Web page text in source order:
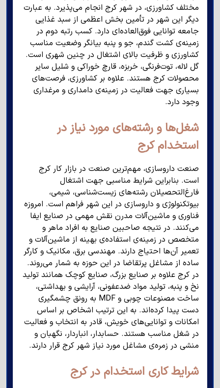
مختلف کشاورزی، در شهر کرج انجام می‌پذیرد. به عبارت
دیگر این شهر در تأمین بخش اعظمی از سبد غذایی
جامعه توانایی فوق‌العاده‌ای دارد. کسب رتبه دوم در
زمینه‌ی کشت گندم، جو و پنبه بیانگر وضعیت مناسب
کشاورزی و ظرفیت بالای اشتغال در چنین شهری است.
گل لاله، توت‌فرنگی، خربزه، قارچ خوراکی و شلیل سایر
محصولات کرج هستند. علاوه بر کشاورزی، فرصت‌های
بسیاری جهت فعالیت در زمینه‌ی دامداری و مرغداری
وجود دارد.
شغل‌ها و رشته‌های مورد نیاز در
استخدام کرج
صنعت داروسازی، مهم‌ترین صنعت در بازار کار کرج
است. بنابراین شرایط مناسبی جهت اشتغال
فارغ‌التحصیلان رشته‌های زیست‌شناسی، شیمی،
بیوتکنولوژی و داروسازی در این شهر فراهم است. امروزه
فناوری و ماشین‌آلات مدرن نقش مهمی در صنایع ایفا
می‌کنند. در نتیجه صاحبین صنایع به افراد ماهر و
متخصص در زمینه‌ی استفاده‌ی بهینه از ماشین‌آلات و
تعمیر آن‌ها احتیاج دارند. مهندسی برق، مکانیک و کارگر
ساده از مشاغل پرتقاضا در این حوزه به شمار می‌روند.
در کرج علاوه بر صنایع بزرگ، صنایع کوچک همانند تولید
نخ و پنبه، تولید مواد ضدعفونی، آرایشی و بهداشتی،
ساخت مصنوعات چوبی و MDF به رونق چشمگیری
دست پیدا کرده‌اند. به این ترتیب اشخاص بر اساس
امکانات و توانایی‌های خویش، قادر به انتخاب و فعالیت
در شغل مناسب هستند. حسابدار، انباردار، نگهبان و
منشی در زمره‌ی مشاغل مورد نیاز شهر کرج قرار دارند.
شرایط کاری استخدام در کرج